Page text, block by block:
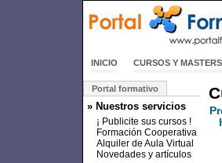
INICIO CURSOS Y MASTERS
Portal formativo
» Nuestros servicios
¡ Publicite sus cursos !
Formación Cooperativa
Alquiler de Aula Virtual
Novedades y artículos